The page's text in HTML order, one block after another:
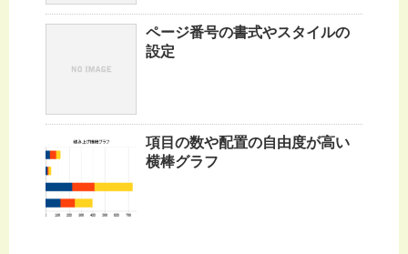
ページ番号の書式やスタイルの
設定
項目の数や配置の自由度が高い
横棒グラフ